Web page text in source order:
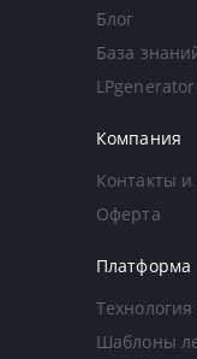
Блог
База
Компания
Контакты
Оферта
Платформа
Шаблоны